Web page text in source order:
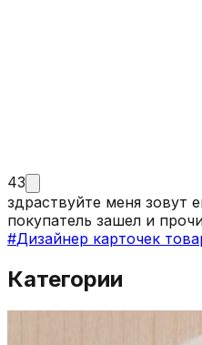
43
здраствуйте меня зовут
#Дизайнер карточек
Категории